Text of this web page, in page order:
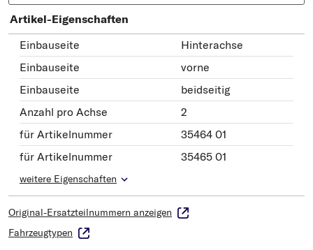
Artikel-Eigenschaften
Einbauseite
Hinterachse
Einbauseite
vorne
Einbauseite
beidseitig
Anzahl pro Achse
2
für Artikelnummer
35464 01
für Artikelnummer
35465 01
weitere Eigenschaften
Original-Ersatzteilnummern anzeigen
Fahrzeugtypen